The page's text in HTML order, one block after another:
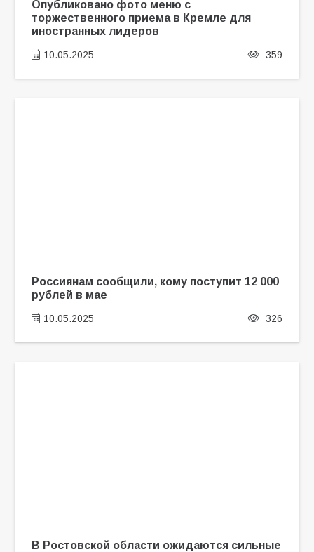
Опубликовано фото меню с
торжественного приема в Кремле для
иностранных лидеров
10.05.2025 359
Россиянам сообщили, кому поступит 12 000
рублей в мае
10.05.2025 326
В Ростовской области ожидаются сильные